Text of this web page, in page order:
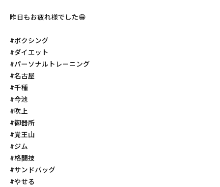
昨日もお疲れ様でした😁
#ボクシング
#ダイエット
#パーソナルトレーニング
#名古屋
#千種
#今池
#吹上
#御器所
#覚王山
#ジム
#格闘技
#サンドバッグ
#やせる